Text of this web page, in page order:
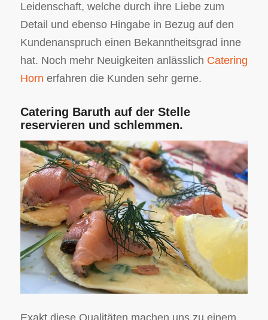
Leidenschaft, welche durch ihre Liebe zum
Detail und ebenso Hingabe in Bezug auf den
Kundenanspruch einen Bekanntheitsgrad inne
hat. Noch mehr Neuigkeiten anlässlich Catering
Horn erfahren die Kunden sehr gerne.
Catering Baruth auf der Stelle
reservieren und schlemmen.
Exakt diese Qualitäten machen uns zu einem